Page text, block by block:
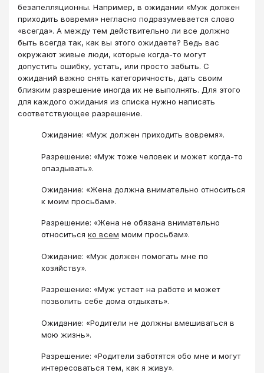
безапелляционны. Например, в ожидании «Муж должен
приходить вовремя» негласно подразумевается слово
«всегда». А между тем действительно ли все должно
быть всегда так, как вы этого ожидаете? Ведь вас
окружают живые люди, которые когда-то могут
допустить ошибку, устать, или просто забыть. С
ожиданий важно снять категоричность, дать своим
близким разрешение иногда их не выполнять. Для этого
для каждого ожидания из списка нужно написать
соответствующее разрешение.
Ожидание: «Муж должен приходить вовремя».
Разрешение: «Муж тоже человек и может когда-то
опаздывать».
Ожидание: «Жена должна внимательно относиться
к моим просьбам».
Разрешение: «Жена не обязана внимательно
относиться ко всем моим просьбам».
Ожидание: «Муж должен помогать мне по
хозяйству».
Разрешение: «Муж устает на работе и может
позволить себе дома отдыхать».
Ожидание: «Родители не должны вмешиваться в
мою жизнь».
Разрешение: «Родители заботятся обо мне и могут
интересоваться тем, как я живу».